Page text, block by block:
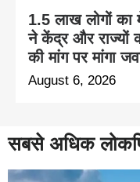
1.5 लाख लोगों का
ने केंद्र और राज्यों
की मांग पर मांगा
August 6, 2026
सबसे अधिक